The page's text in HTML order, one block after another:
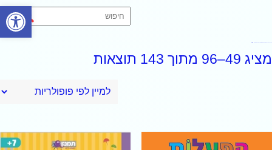
פתח סרגל נגישות
מציג 49–96 מתוך 143 תוצאות